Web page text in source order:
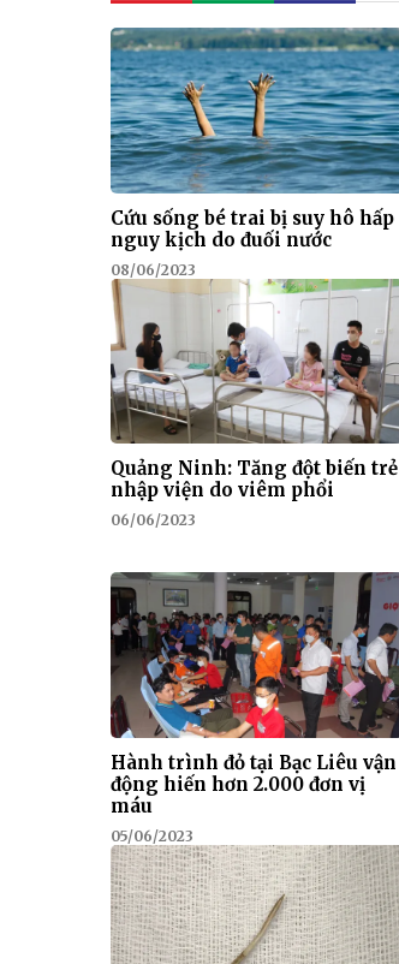
Cứu sống bé trai bị suy hô hấp
nguy kịch do đuối nước
08/06/2023
Quảng Ninh: Tăng đột biến trẻ
nhập viện do viêm phổi
06/06/2023
Hành trình đỏ tại Bạc Liêu vận
động hiến hơn 2.000 đơn vị
máu
05/06/2023